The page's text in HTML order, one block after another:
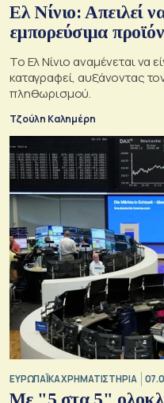
Ελ Νίνιο: Απειλεί
εμπορεύσιμα
Το Ελ Νίνιο αναμένεται να
καταγραφεί, αυξάνοντας
πληθωρισμού.
Τζούλη Καλημέρη
ΕΥΡΩΠΑΪΚΑ ΧΡΗΜΑΤΙΣΤΗΡΙΑ